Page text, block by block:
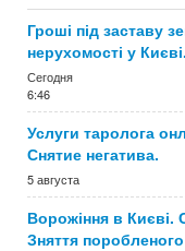
Гроші під заставу
нерухомості у Києві.
Сегодня
6:46
Услуги таролога
Снятие негатива.
5 августа
Ворожіння в
Зняття